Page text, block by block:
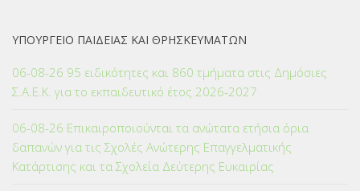
ΥΠΟΥΡΓΕΙΟ ΠΑΙΔΕΙΑΣ ΚΑΙ ΘΡΗΣΚΕΥΜΑΤΩΝ
06-08-26 95 ειδικότητες και 860 τμήματα στις Δημόσιες
Σ.Α.Ε.Κ. για το εκπαιδευτικό έτος 2026-2027
06-08-26 Επικαιροποιούνται τα ανώτατα ετήσια όρια
δαπανών για τις Σχολές Ανώτερης Επαγγελματικής
Κατάρτισης και τα Σχολεία Δεύτερης Ευκαιρίας